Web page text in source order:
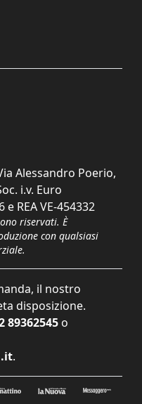
Alessandro Poerio,
i.v. Euro
e REA VE-454332
riservati. È
con qualsiasi
il nostro
disposizione.
89362545 o
.